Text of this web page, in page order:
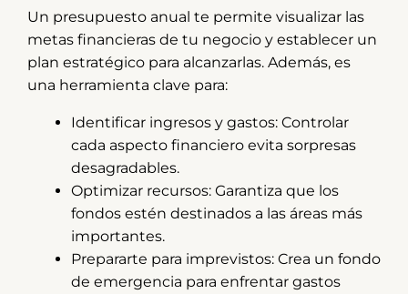
Un presupuesto anual te permite visualizar las
metas financieras de tu negocio y establecer un
plan estratégico para alcanzarlas. Además, es
una herramienta clave para:
Identificar ingresos y gastos: Controlar
cada aspecto financiero evita sorpresas
desagradables.
Optimizar recursos: Garantiza que los
fondos estén destinados a las áreas más
importantes.
Prepararte para imprevistos: Crea un fondo
de emergencia para enfrentar gastos